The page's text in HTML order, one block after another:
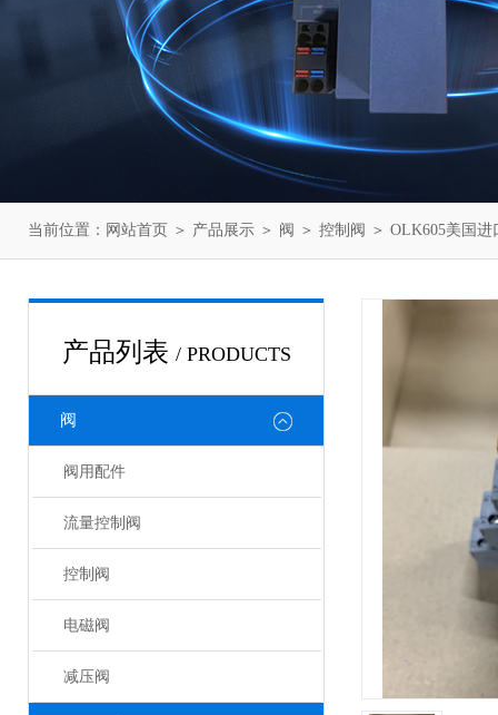
当前位置： 网站首页 ＞ 产品展示 ＞ 阀 ＞ 控制阀 ＞ OLK605美国进
产品列表 / PRODUCTS
阀
阀用配件
流量控制阀
控制阀
电磁阀
减压阀